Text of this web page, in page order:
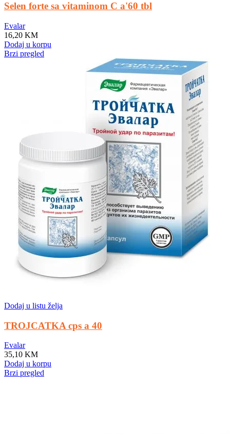
Selen forte sa vitaminom C a'60 tbl
Evalar
16,20 KM
Dodaj u korpu
Brzi pregled
Dodaj u listu želja
TROJCATKA cps a 40
Evalar
35,10 KM
Dodaj u korpu
Brzi pregled